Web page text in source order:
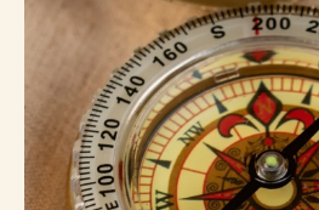
Бележка към
Към